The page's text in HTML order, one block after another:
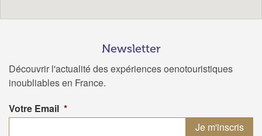
Newsletter
Découvrir l'actualité des expériences oenotouristiques
inoubliables en France.
Votre Email *